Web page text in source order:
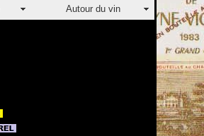
Autour du vin